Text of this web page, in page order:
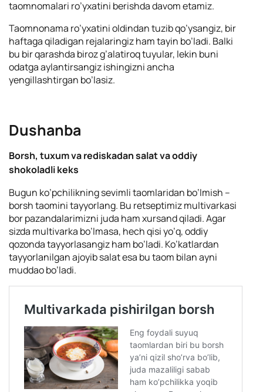
taomnomalari ro’yxatini berishda davom etamiz.
Taomnonama ro’yxatini oldindan tuzib qo’ysangiz, bir
haftaga qiladigan rejalaringiz ham tayin bo’ladi. Balki
bu bir qarashda biroz g’alatiroq tuyular, lekin buni
odatga aylantirsangiz ishingizni ancha
yengillashtirgan bo’lasiz.
Dushanba
Borsh, tuxum va rediskadan salat va oddiy
shokoladli keks
Bugun ko’pchilikning sevimli taomlaridan bo’lmish –
borsh taomini tayyorlang. Bu retseptimiz multivarkasi
bor pazandalarimizni juda ham xursand qiladi. Agar
sizda multivarka bo’lmasa, hech qisi yo’q, oddiy
qozonda tayyorlasangiz ham bo’ladi. Ko’katlardan
tayyorlanilgan ajoyib salat esa bu taom bilan ayni
muddao bo’ladi.